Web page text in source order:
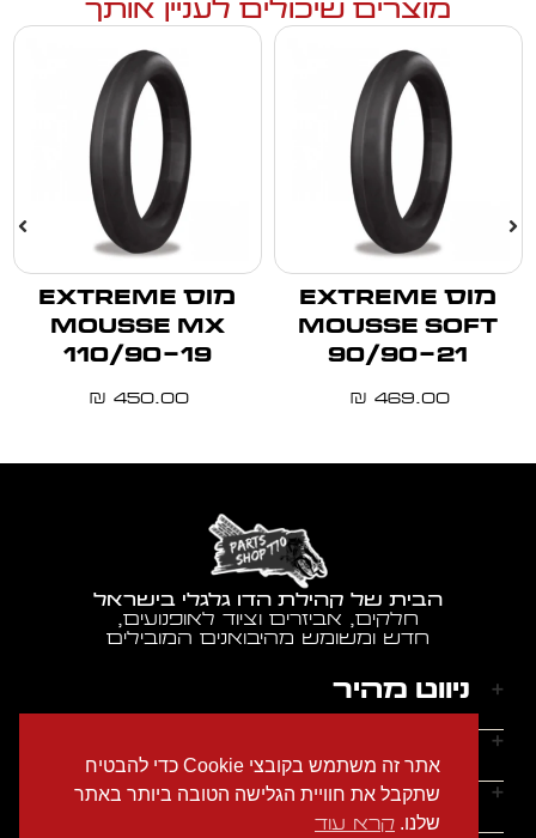
מוצרים שיכולים לעניין אותך
מוס EXTREME
MOUSSE SOFT
90/90-21
469.00
₪
מוס EXTREME
MOUSSE MX
110/90-19
450.00
₪
הבית של קהילת הדו גלגלי בישראל
חלקים, אביזרים וציוד לאופנועים,
חדש ומשומש מהיבואנים המובילים
ניווט מהיר
דף הבית
אודותינו
הצהרת נגישות
מדיניות הפרטיות
ראשון - חמישי: 9:00-18:00
יצירת קשר
אתר זה משתמש בקובצי Cookie כדי להבטיח
שתקבל את חוויית הגלישה הטובה ביותר באתר
שלנו. קרא עוד